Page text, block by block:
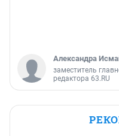
Александра
заместитель
редактора 63.RU